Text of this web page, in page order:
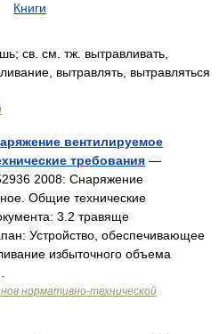
Книги
св. см. тж. вытравливать,
вытравлять, вытравляться
вентилируемое
требования —
2008: Снаряжение
Общие технические
3.2 травяще
Устройство, обеспечивающее
избыточного объема
нормативно-технической